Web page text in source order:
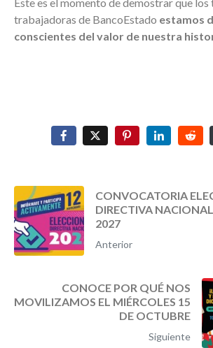
trabajadoras de BancoEstado estamos
conscientes del valor de nuestra
CONVOCATORIA
DIRECTIVA
2027
Anterior
CONOCE POR QUÉ NOS
MOVILIZAMOS EL MIÉRCOLES 15
DE OCTUBRE
Siguiente